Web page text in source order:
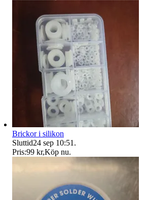
Brickor i silikon
Sluttid24 sep 10:51 .
Pris:99 kr,Köp nu.